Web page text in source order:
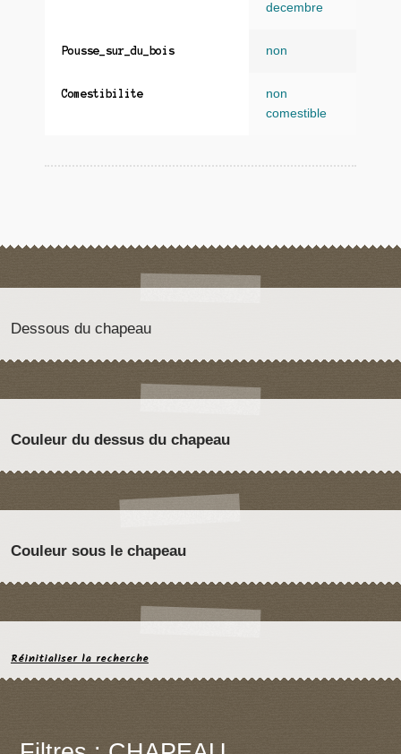
decembre
Pousse_sur_du_bois non
Comestibilite
non
comestible
Dessous du chapeau
Couleur du dessus du chapeau
Couleur sous le chapeau
Réinitialiser la recherche